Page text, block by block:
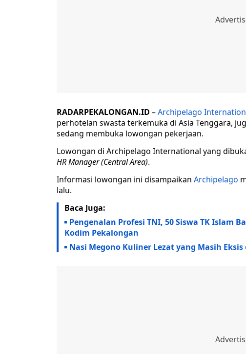
RADARPEKALONGAN.ID –Archipelago
perhotelan swasta terkemuka di Asia Tenggara,
sedang membuka lowongan pekerjaan.
Lowongan di Archipelago International yang
HR Manager(Central Area).
Informasi lowongan ini disampaikan Archipelago
lalu.
Baca Juga:
Pengenalan Profesi TNI, 50 Siswa TK Islam
Kodim Pekalongan
Nasi Megono Kuliner Lezat yang Masih